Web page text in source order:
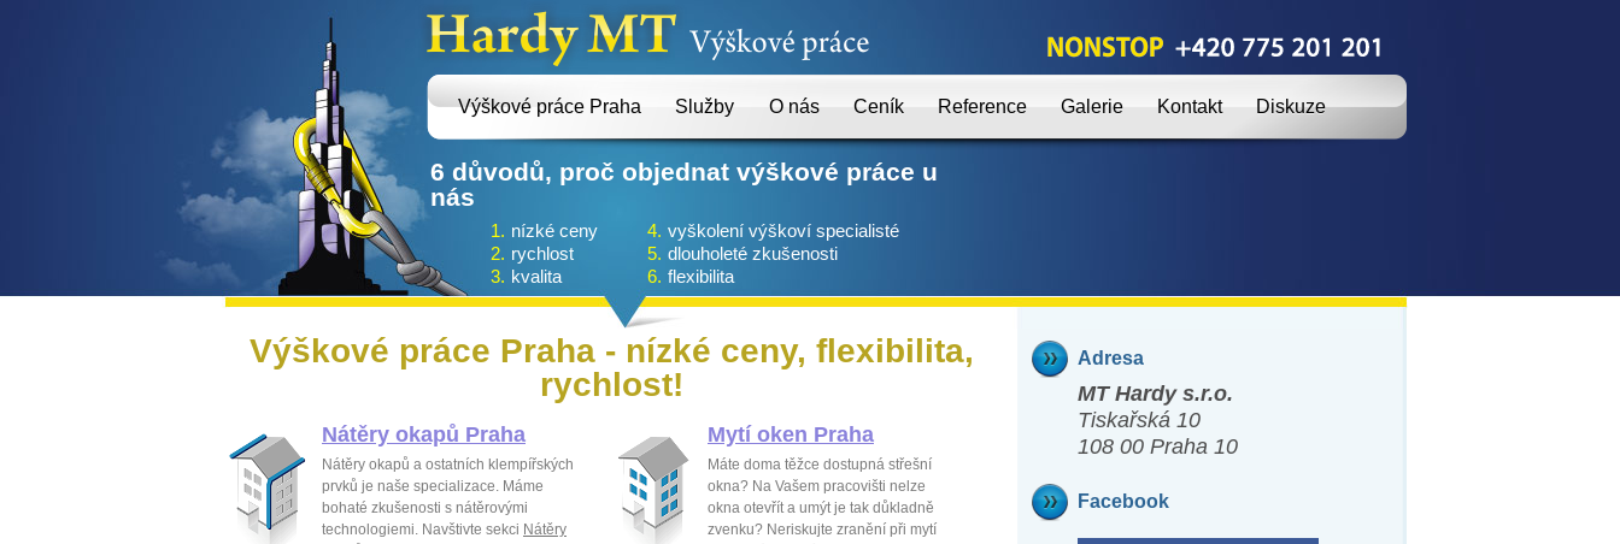
Výškové práce Praha Služby O nás Ceník Reference Galerie Kontakt Diskuze
6 důvodů, proč objednat výškové práce u
nás
1. nízké ceny 4. vyškolení výškoví specialisté
2. rychlost 5. dlouholeté zkušenosti
3. kvalita 6. flexibilita
Výškové práce Praha - nízké ceny, flexibilita,
rychlost!
Nátěry okapů Praha
Nátěry okapů a ostatních klempířských
prvků je naše specializace. Máme
bohaté zkušenosti s nátěrovými
technologiemi. Navštivte sekci Nátěry
Mytí oken Praha
Máte doma těžce dostupná střešní
okna? Na Vašem pracovišti nelze
okna otevřít a umýt je tak důkladně
zvenku? Neriskujte zranění při mytí
Adresa
MT Hardy s.r.o.
Tiskařská 10
108 00 Praha 10
Facebook